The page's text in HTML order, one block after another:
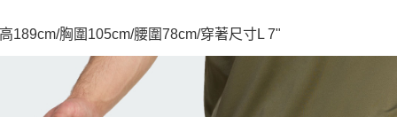
189cm/胸圍105cm/腰圍78cm/穿著尺寸L 7"